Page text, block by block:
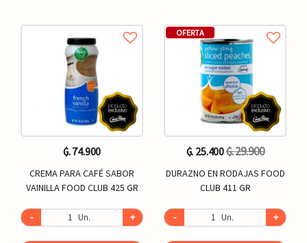
₲. 74.900
CREMA PARA CAFÉ SABOR
VAINILLA FOOD CLUB 425 GR
- Un. +
OFERTA
₲. 25.400₲. 29.900
DURAZNO EN RODAJAS FOOD
CLUB 411 GR
- Un. +